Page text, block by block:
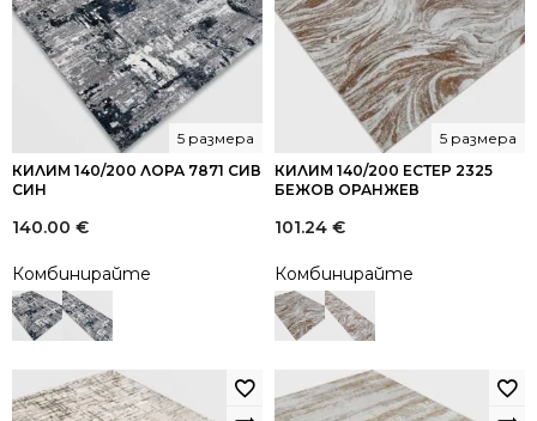
КИЛИМ 140/200 ЛОРА 7871 СИВ
СИН
5 размера
140.00 €
Комбинирайте
КИЛИМ 140/200 ЕСТЕР 2325
БЕЖОВ ОРАНЖЕВ
5 размера
101.24 €
Комбинирайте